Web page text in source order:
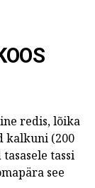
redis, lõika
kalkuni (200
tassi
see